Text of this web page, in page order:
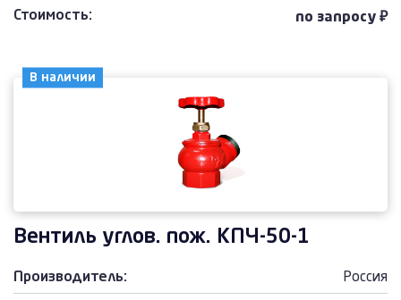
Стоимость: по запросу ₽
В наличии
Вентиль углов. пож. КПЧ-50-1
Производитель: Россия